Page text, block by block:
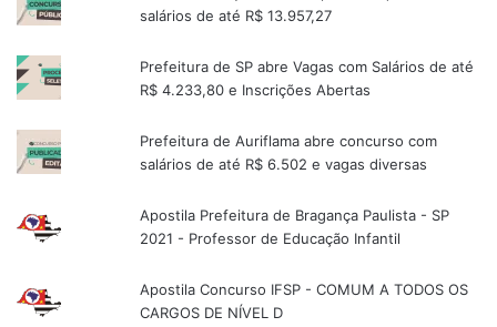
salários de até R$ 13.957,27
Prefeitura de SP abre Vagas com Salários de até
R$ 4.233,80 e Inscrições Abertas
Prefeitura de Auriflama abre concurso com
salários de até R$ 6.502 e vagas diversas
Apostila Prefeitura de Bragança Paulista - SP
2021 - Professor de Educação Infantil
Apostila Concurso IFSP - COMUM A TODOS OS
CARGOS DE NÍVEL D